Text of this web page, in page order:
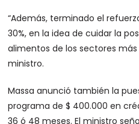
“Además, terminado el
30%, en la idea de cuidar la
alimentos de los sectores más
ministro.
Massa anunció también la
programa de $ 400.000 en
36 ó 48 meses. El ministro